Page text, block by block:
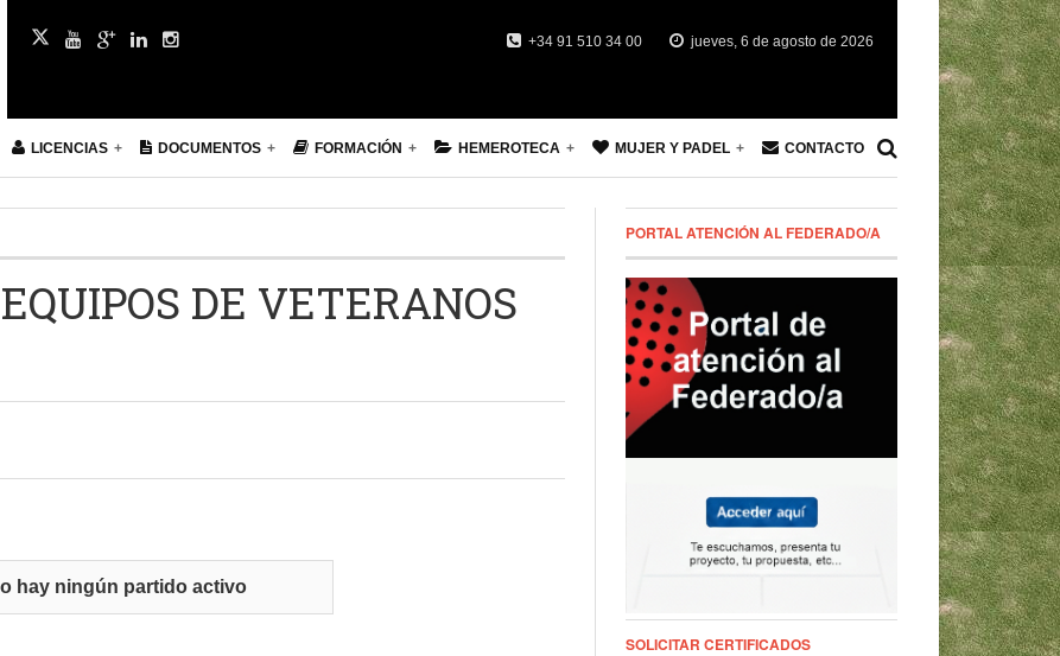
+34 91 510 34 00 jueves, 6 de agosto de 2026
LICENCIAS DOCUMENTOS FORMACIÓN HEMEROTECA MUJER Y PADEL CONTACTO
DE VETERANOS
hay ningún partido activo
PORTAL ATENCIÓN AL FEDERADO/A
SOLICITAR CERTIFICADOS